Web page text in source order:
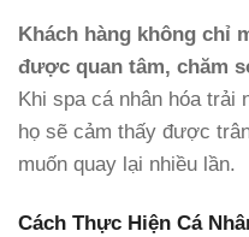
Khách hàng không chỉ
được quan tâm, chăm
Khi spa cá nhân hóa trải
họ sẽ cảm thấy được
muốn quay lại nhiều lần.
Cách Thực Hiện Cá